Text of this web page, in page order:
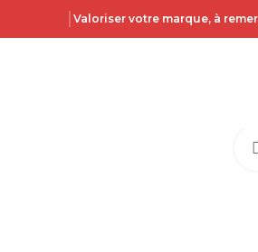
Valoriser votre marque, à